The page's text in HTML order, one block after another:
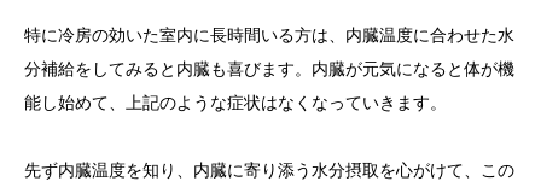
特に冷房の効いた室内に長時間いる方は、内臓温度に合わせた水
分補給をしてみると内臓も喜びます。内臓が元気になると体が機
能し始めて、上記のような症状はなくなっていきます。
先ず内臓温度を知り、内臓に寄り添う水分摂取を心がけて、この